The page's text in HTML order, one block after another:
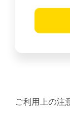
ご利用上の注